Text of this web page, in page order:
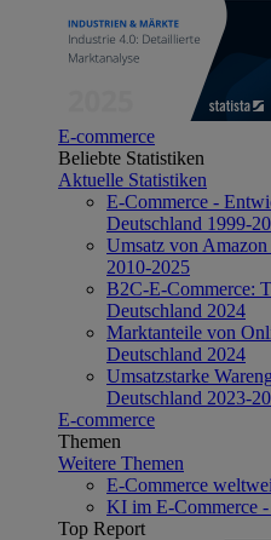
E-commerce
Beliebte Statistiken
Aktuelle Statistiken
E-Commerce -
Deutschland 1999-
Umsatz von
2010-2025
B2C-E-Commerce:
Deutschland 2024
Marktanteile von
Deutschland 2024
Umsatzstarke
Deutschland 2023-
E-commerce
Themen
Weitere Themen
E-Commerce
KI im E-Commerce
Top Report